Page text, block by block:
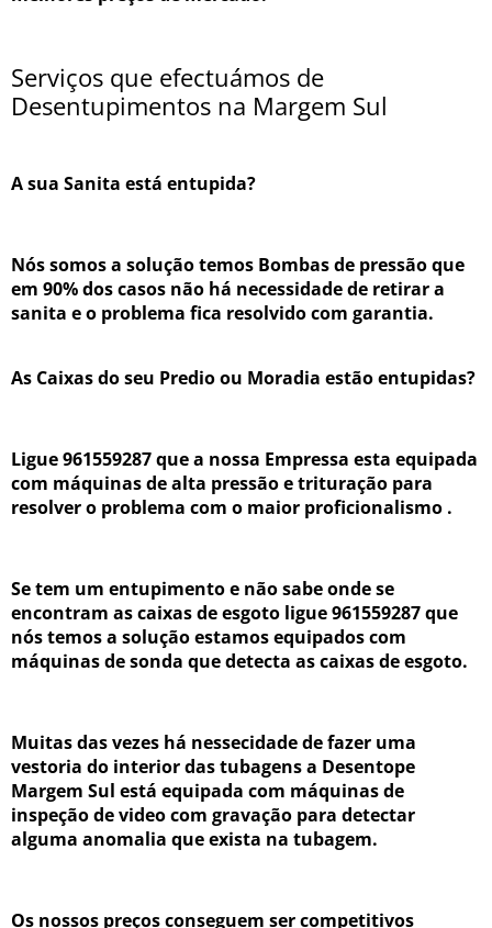
Serviços que efectuámos de
Desentupimentos na Margem Sul
A sua Sanita está entupida?
Nós somos a solução temos Bombas de pressão que
em 90% dos casos não há necessidade de retirar a
sanita e o problema fica resolvido com garantia.
As Caixas do seu Predio ou Moradia estão entupidas?
Ligue 961559287 que a nossa Empressa esta equipada
com máquinas de alta pressão e trituração para
resolver o problema com o maior proficionalismo .
Se tem um entupimento e não sabe onde se
encontram as caixas de esgoto ligue 961559287 que
nós temos a solução estamos equipados com
máquinas de sonda que detecta as caixas de esgoto.
Muitas das vezes há nessecidade de fazer uma
vestoria do interior das tubagens a Desentope
Margem Sul está equipada com máquinas de
inspeção de video com gravação para detectar
alguma anomalia que exista na tubagem.
Os nossos preços conseguem ser competitivos